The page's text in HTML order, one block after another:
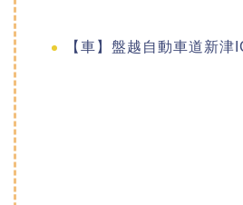
【車】盤越自動車道新津